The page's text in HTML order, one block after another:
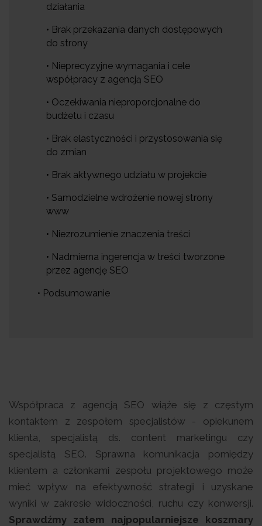
działania
• Brak przekazania danych dostępowych
do strony
• Nieprecyzyjne wymagania i cele
współpracy z agencją SEO
• Oczekiwania nieproporcjonalne do
budżetu i czasu
• Brak elastyczności i przystosowania się
do zmian
• Brak aktywnego udziału w projekcie
• Samodzielne wdrożenie nowej strony
www
• Niezrozumienie znaczenia treści
• Nadmierna ingerencja w treści tworzone
przez agencję SEO
• Podsumowanie
Współpraca z agencją SEO wiąże się z częstym
kontaktem z zespołem specjalistów - opiekunem
klienta, specjalistą ds. content marketingu czy
specjalistą SEO. Sprawna komunikacja pomiędzy
klientem a członkami zespołu projektowego może
mieć wpływ na efektywność strategii i uzyskane
wyniki w zakresie widoczności, ruchu czy konwersji.
Sprawdźmy zatem najpopularniejsze koszmary